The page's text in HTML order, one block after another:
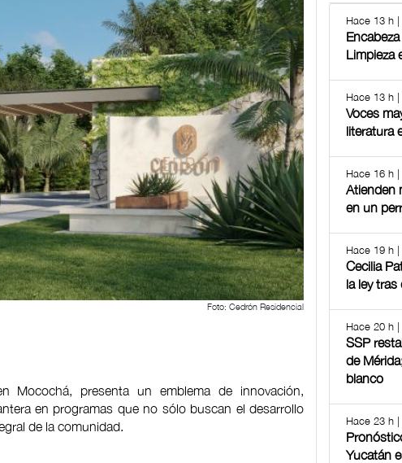
Foto: Cedrón Residencial
Mocochá, presenta un emblema de innovación,
en programas que no sólo buscan el desarrollo
de la comunidad.
Hace 13 h |
Limpieza
Hace 13 h |
Voces
literatura
Hace 16 h
Atienden
en un
Hace 19 h |
Cecilia
la ley
Hace 20 h
SSP
de
blanco
Hace 23 h
Yucatán